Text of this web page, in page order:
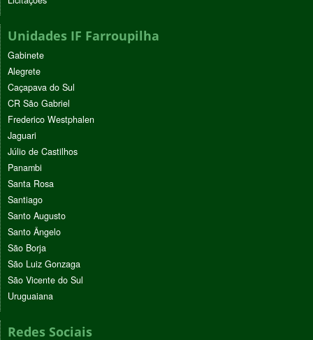
Unidades IF Farroupilha
Gabinete
Alegrete
Caçapava do Sul
CR São Gabriel
Frederico Westphalen
Jaguari
Júlio de Castilhos
Panambi
Santa Rosa
Santiago
Santo Augusto
Santo Ângelo
São Borja
São Luiz Gonzaga
São Vicente do Sul
Uruguaiana
Redes Sociais